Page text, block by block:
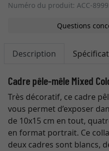
Numéro du produit: ACC-
Questions
Description
Cadre pêle-mêle Mixed
Très décoratif, ce cadre
vous permet d’exposer
de 10x15 cm en tout,
en format portrait. Ce
deux cadres sont blancs,